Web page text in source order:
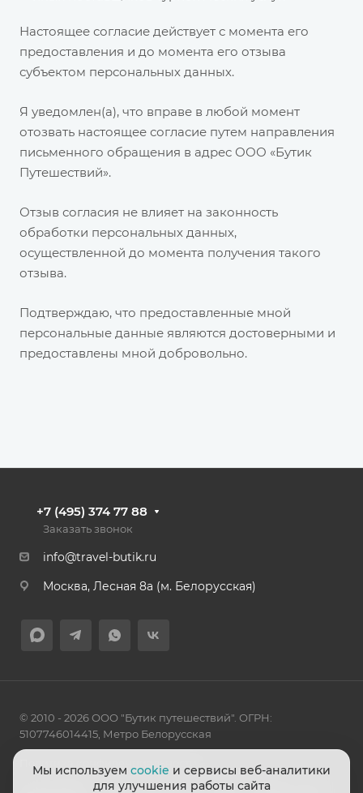
Настоящее согласие действует с момента его
предоставления и до момента его отзыва
субъектом персональных данных.
Я уведомлен(а), что вправе в любой момент
отозвать настоящее согласие путем направления
письменного обращения в адрес ООО «Бутик
Путешествий».
Отзыв согласия не влияет на законность
обработки персональных данных,
осуществленной до момента получения такого
отзыва.
Подтверждаю, что предоставленные мной
персональные данные являются достоверными и
предоставлены мной добровольно.
+7 (495) 374 77 88
Заказать звонок
info@travel-butik.ru
Москва, Лесная 8а (м. Белорусская)
© 2010 - 2026 ООО "Бутик путешествий". ОГРН:
5107746014415, Метро Белорусская
Политика конфиденциальности
Мы используем cookie и сервисы веб-аналитики
для улучшения работы сайта